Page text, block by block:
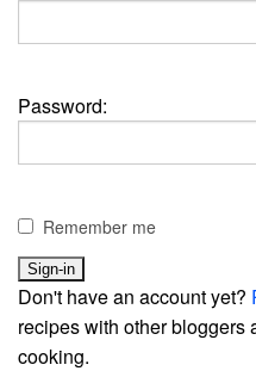
Password:
Remember me
Don't have an account yet?
recipes with other bloggers
cooking.